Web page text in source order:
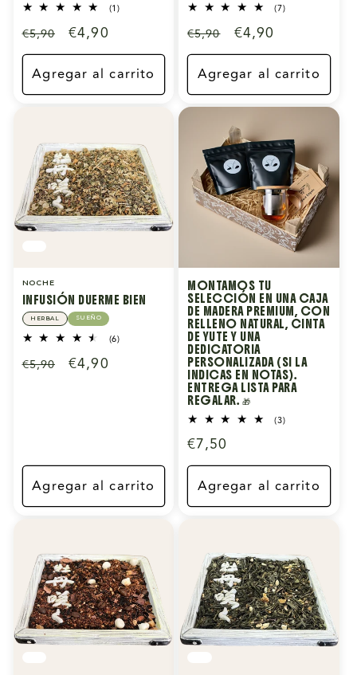
(1)1
Precio
habitual
€5,90
Precio
de
oferta
€4,90
Agregar al carrito
(7)7
Precio
habitual
€5,90
Precio
de
oferta
€4,90
Agregar al carrito
NOCHE
INFUSIÓN DUERME BIEN
HERBAL SUEÑO
(6)6
Precio
€5,90
Precio
€4,90
Agregar al carrito
MONTAMOS TU
SELECCIÓN EN UNA CAJA
DE MADERA PREMIUM, CON
RELLENO NATURAL, CINTA
DE YUTE Y UNA
DEDICATORIA
PERSONALIZADA (SI LA
INDICAS EN NOTAS).
ENTREGA LISTA PARA
REGALAR. 🎁
(3)3
Precio
habitual
€7,50
Agregar al carrito